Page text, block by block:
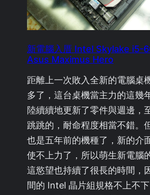
新電腦入厝 Intel Skylake i5-
Asus Maximus Hero
距離上一次敗入全新的電腦桌
多了，這台桌機當主力的這幾
陸續續地更新了零件與週邊，
跳跳的，耐命程度相當不錯。
也是五年前的機種了，新的介
使不上力了，所以萌生新電腦
這慾望也持續了很長的時間，
間的 Intel 晶片組規格不上不